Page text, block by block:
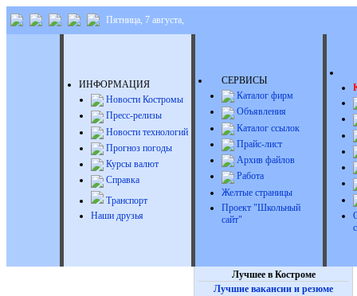
Пятница, 7 августа,
ИНФОРМАЦИЯ
Новости Костромы
Пресс-релизы
Новости технологий
Прогноз погоды
Курсы валют
Справка
Транспорт
Наши друзья
СЕРВИСЫ
Каталог фирм
Объявления
Каталог ссылок
Прайс-лист
Архив файлов
Работа
Желтые страницы
Проект "Школьный
сайт"
Лучшее в Костроме
Лучшие вакансии и резюме